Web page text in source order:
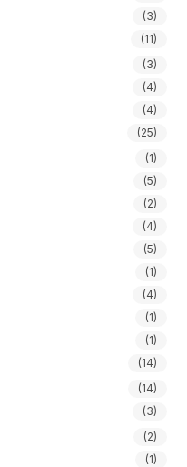
(3)
(11)
(3)
(4)
(4)
(25)
(1)
(5)
(2)
(4)
(5)
(1)
(4)
(1)
(1)
(14)
(14)
(3)
(2)
(1)